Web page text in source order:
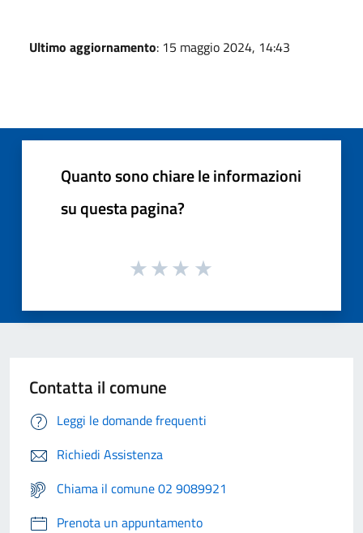
Ultimo aggiornamento: 15 maggio 2024, 14:43
Quanto sono chiare le informazioni
su questa pagina?
Contatta il comune
Leggi le domande frequenti
Richiedi Assistenza
Chiama il comune 02 9089921
Prenota un appuntamento